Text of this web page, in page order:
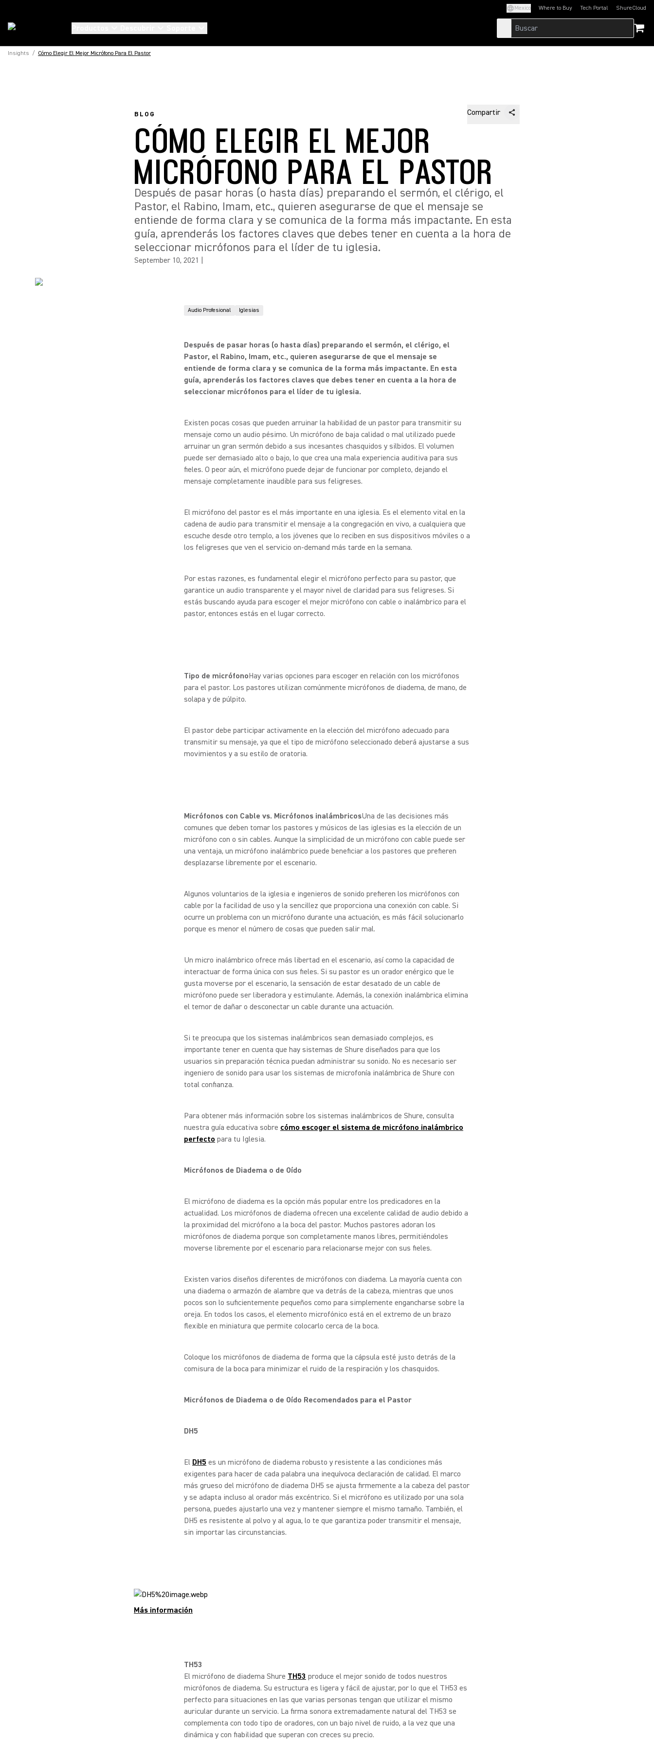
Mexico Where to Buy Tech Portal
(Opens in a new tab)ShureCloud
(Opens in a new
Insights / Cómo Elegir El Mejor Micrófono Para El Pastor
BLOG Compartir
CÓMO ELEGIR EL MEJOR
MICRÓFONO PARA EL PASTOR
Después de pasar horas (o hasta días) preparando el sermón, el clérigo, el
Pastor, el Rabino, Imam, etc., quieren asegurarse de que el mensaje se
entiende de forma clara y se comunica de la forma más impactante. En esta
guía, aprenderás los factores claves que debes tener en cuenta a la hora de
seleccionar micrófonos para el líder de tu iglesia.
September 10, 2021
Audio Profesional Iglesias
Después de pasar horas (o hasta días) preparando el sermón, el clérigo, el
Pastor, el Rabino, Imam, etc., quieren asegurarse de que el mensaje se
entiende de forma clara y se comunica de la forma más impactante. En esta
guía, aprenderás los factores claves que debes tener en cuenta a la hora de
seleccionar micrófonos para el líder de tu iglesia.
Existen pocas cosas que pueden arruinar la habilidad de un pastor para transmitir su
mensaje como un audio pésimo. Un micrófono de baja calidad o mal utilizado puede
arruinar un gran sermón debido a sus incesantes chasquidos y silbidos. El volumen
puede ser demasiado alto o bajo, lo que crea una mala experiencia auditiva para sus
fieles. O peor aún, el micrófono puede dejar de funcionar por completo, dejando el
mensaje completamente inaudible para sus feligreses.
El micrófono del pastor es el más importante en una iglesia. Es el elemento vital en la
cadena de audio para transmitir el mensaje a la congregación en vivo, a cualquiera que
escuche desde otro templo, a los jóvenes que lo reciben en sus dispositivos móviles o a
los feligreses que ven el servicio on-demand más tarde en la semana.
Por estas razones, es fundamental elegir el micrófono perfecto para su pastor, que
garantice un audio transparente y el mayor nivel de claridad para sus feligreses. Si
estás buscando ayuda para escoger el mejor micrófono con cable o inalámbrico para el
pastor, entonces estás en el lugar correcto.
Tipo de micrófonoHay varias opciones para escoger en relación con los micrófonos
para el pastor. Los pastores utilizan comúnmente micrófonos de diadema, de mano, de
solapa y de púlpito.
El pastor debe participar activamente en la elección del micrófono adecuado para
transmitir su mensaje, ya que el tipo de micrófono seleccionado deberá ajustarse a sus
movimientos y a su estilo de oratoria.
Micrófonos con Cable vs. Micrófonos inalámbricosUna de las decisiones más
comunes que deben tomar los pastores y músicos de las iglesias es la elección de un
micrófono con o sin cables. Aunque la simplicidad de un micrófono con cable puede ser
una ventaja, un micrófono inalámbrico puede beneficiar a los pastores que prefieren
desplazarse libremente por el escenario.
Algunos voluntarios de la iglesia e ingenieros de sonido prefieren los micrófonos con
cable por la facilidad de uso y la sencillez que proporciona una conexión con cable. Si
ocurre un problema con un micrófono durante una actuación, es más fácil solucionarlo
porque es menor el número de cosas que pueden salir mal.
Un micro inalámbrico ofrece más libertad en el escenario, así como la capacidad de
interactuar de forma única con sus fieles. Si su pastor es un orador enérgico que le
gusta moverse por el escenario, la sensación de estar desatado de un cable de
micrófono puede ser liberadora y estimulante. Además, la conexión inalámbrica elimina
el temor de dañar o desconectar un cable durante una actuación.
Si te preocupa que los sistemas inalámbricos sean demasiado complejos, es
importante tener en cuenta que hay sistemas de Shure diseñados para que los
usuarios sin preparación técnica puedan administrar su sonido. No es necesario ser
ingeniero de sonido para usar los sistemas de microfonía inalámbrica de Shure con
total confianza.
Para obtener más información sobre los sistemas inalámbricos de Shure, consulta
nuestra guía educativa sobre cómo escoger el sistema de micrófono inalámbrico
perfecto para tu Iglesia.
Micrófonos de Diadema o de Oído
El micrófono de diadema es la opción más popular entre los predicadores en la
actualidad. Los micrófonos de diadema ofrecen una excelente calidad de audio debido a
la proximidad del micrófono a la boca del pastor. Muchos pastores adoran los
micrófonos de diadema porque son completamente manos libres, permitiéndoles
moverse libremente por el escenario para relacionarse mejor con sus fieles.
Existen varios diseños diferentes de micrófonos con diadema. La mayoría cuenta con
una diadema o armazón de alambre que va detrás de la cabeza, mientras que unos
pocos son lo suficientemente pequeños como para simplemente engancharse sobre la
oreja. En todos los casos, el elemento microfónico está en el extremo de un brazo
flexible en miniatura que permite colocarlo cerca de la boca.
Coloque los micrófonos de diadema de forma que la cápsula esté justo detrás de la
comisura de la boca para minimizar el ruido de la respiración y los chasquidos.
Micrófonos de Diadema o de Oído Recomendados para el Pastor
DH5
El DH5 es un micrófono de diadema robusto y resistente a las condiciones más
exigentes para hacer de cada palabra una inequívoca declaración de calidad. El marco
más grueso del micrófono de diadema DH5 se ajusta firmemente a la cabeza del pastor
y se adapta incluso al orador más excéntrico. Si el micrófono es utilizado por una sola
persona, puedes ajustarlo una vez y mantener siempre el mismo tamaño. También, el
DH5 es resistente al polvo y al agua, lo te que garantiza poder transmitir el mensaje,
sin importar las circunstancias.
Más información
TH53
El micrófono de diadema Shure TH53 produce el mejor sonido de todos nuestros
micrófonos de diadema. Su estructura es ligera y fácil de ajustar, por lo que el TH53 es
perfecto para situaciones en las que varias personas tengan que utilizar el mismo
auricular durante un servicio. La firma sonora extremadamente natural del TH53 se
complementa con todo tipo de oradores, con un bajo nivel de ruido, a la vez que una
dinámica y con fiabilidad que superan con creces su precio.